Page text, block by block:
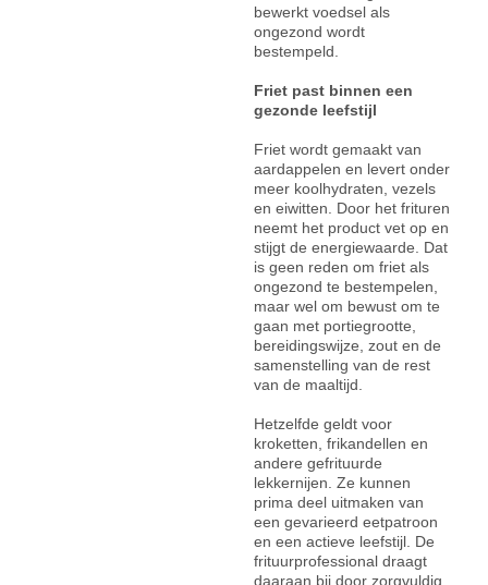
bewerkt voedsel als
ongezond wordt
bestempeld.
Friet past binnen een
gezonde leefstijl
Friet wordt gemaakt van
aardappelen en levert onder
meer koolhydraten, vezels
en eiwitten. Door het frituren
neemt het product vet op en
stijgt de energiewaarde. Dat
is geen reden om friet als
ongezond te bestempelen,
maar wel om bewust om te
gaan met portiegrootte,
bereidingswijze, zout en de
samenstelling van de rest
van de maaltijd.
Hetzelfde geldt voor
kroketten, frikandellen en
andere gefrituurde
lekkernijen. Ze kunnen
prima deel uitmaken van
een gevarieerd eetpatroon
en een actieve leefstijl. De
frituurprofessional draagt
daaraan bij door zorgvuldig